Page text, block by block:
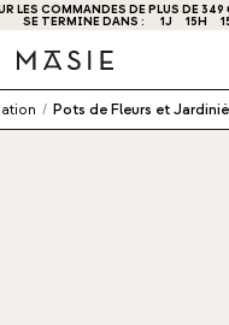
LES COMMANDES DE PLUS DE 349
SE TERMINE DANS : 1J 15H 15
% DE RÉDUCTION EN VOUS
/ Pots de Fleurs et